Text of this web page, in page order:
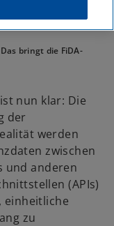
& Compliance
bringt die FiDA-
nun klar: Die
der
werden
zwischen
und anderen
(APIs)
einheitliche
zu